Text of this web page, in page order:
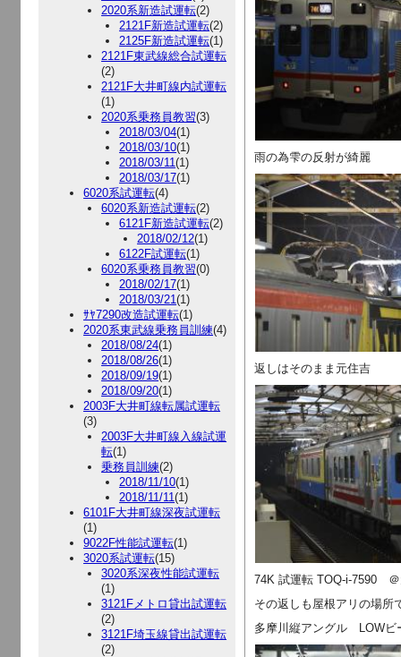
2020系新造試運転(2)
2121F新造試運転(2)
2125F新造試運転(1)
2121F東武線総合試運転
(2)
2121F大井町線内試運転
(1)
2020系乗務員教習(3)
2018/03/04(1)
2018/03/10(1)
2018/03/11(1)
2018/03/17(1)
6020系試運転(4)
6020系新造試運転(2)
6121F新造試運転(2)
2018/02/12(1)
6122F試運転(1)
6020系乗務員教習(0)
2018/02/17(1)
2018/03/21(1)
ｻﾔ7290改造試運転(1)
2020系東武線乗務員訓練(4)
2018/08/24(1)
2018/08/26(1)
2018/09/19(1)
2018/09/20(1)
2003F大井町線転属試運転
(3)
2003F大井町線入線試運
転(1)
乗務員訓練(2)
2018/11/10(1)
2018/11/11(1)
6101F大井町線深夜試運転
(1)
9022F性能試運転(1)
3020系試運転(15)
3020系深夜性能試運転
(1)
3121Fメトロ貸出試運転
(2)
3121F埼玉線貸出試運転
(2)
雨の為雫の反射が綺麗
返しはそのまま元住吉
74K 試運転 TOQ-i-7590
その返しも屋根アリの場所
多摩川縦アングル LOWビ